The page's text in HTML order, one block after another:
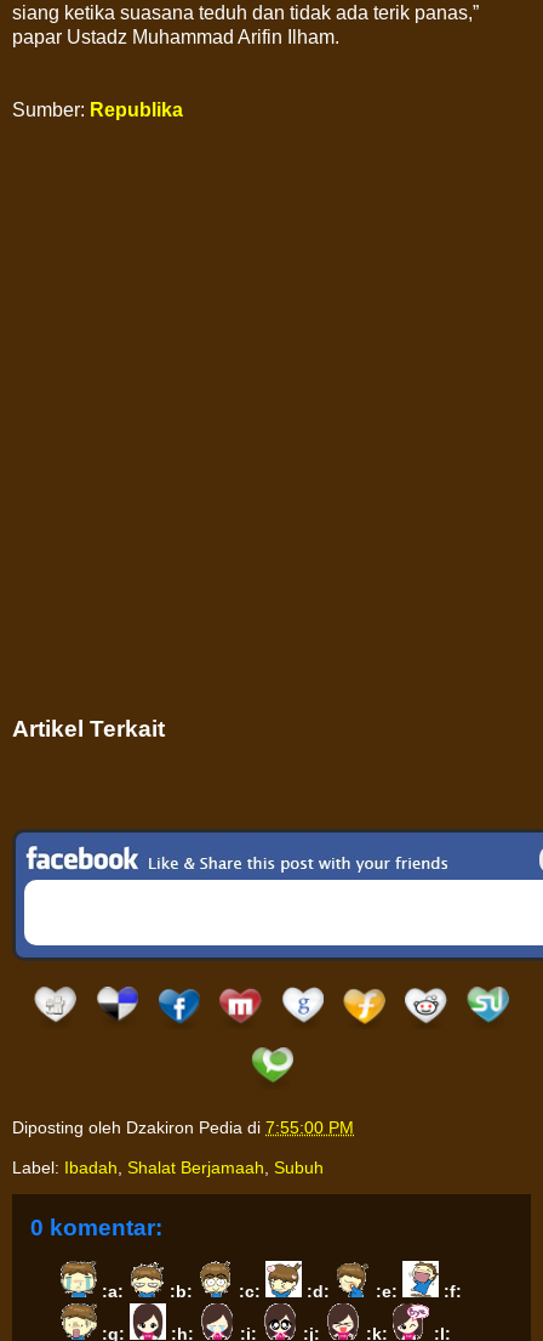
siang ketika suasana teduh dan tidak ada terik panas,”
papar Ustadz Muhammad Arifin Ilham.
Sumber: Republika
Artikel Terkait
Diposting oleh Dzakiron Pedia di 7:55:00 PM
Label: Ibadah Shalat Berjamaah Subuh
0 komentar:
:a: :b: :c: :d: :e: :f:
:g: :h: :i: :j: :k: :l: